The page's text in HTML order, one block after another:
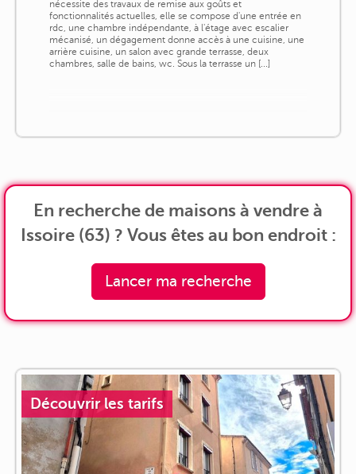
nécessite des travaux de remise aux goûts et
fonctionnalités actuelles, elle se compose d'une entrée en
rdc, une chambre indépendante, à l'étage avec escalier
mécanisé, un dégagement donne accès à une cuisine, une
arrière cuisine, un salon avec grande terrasse, deux
chambres, salle de bains, wc. Sous la terrasse un [...]
En recherche de maisons à vendre à
Issoire (63) ? Vous êtes au bon endroit :
Lancer ma recherche
Découvrir les tarifs